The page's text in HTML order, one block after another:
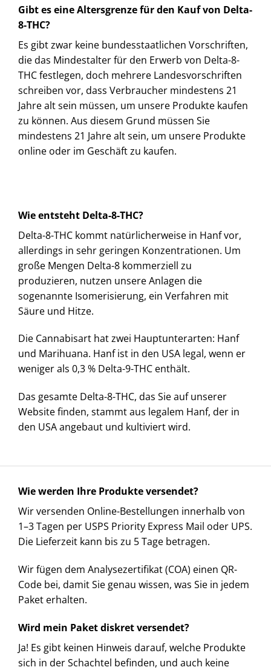
Gibt es eine Altersgrenze für den Kauf von Delta-
8-THC?
Es gibt zwar keine bundesstaatlichen Vorschriften,
die das Mindestalter für den Erwerb von Delta-8-
THC festlegen, doch mehrere Landesvorschriften
schreiben vor, dass Verbraucher mindestens 21
Jahre alt sein müssen, um unsere Produkte kaufen
zu können. Aus diesem Grund müssen Sie
mindestens 21 Jahre alt sein, um unsere Produkte
online oder im Geschäft zu kaufen.
Wie entsteht Delta-8-THC?
Delta-8-THC kommt natürlicherweise in Hanf vor,
allerdings in sehr geringen Konzentrationen. Um
große Mengen Delta-8 kommerziell zu
produzieren, nutzen unsere Anlagen die
sogenannte Isomerisierung, ein Verfahren mit
Säure und Hitze.
Die Cannabisart hat zwei Hauptunterarten: Hanf
und Marihuana. Hanf ist in den USA legal, wenn er
weniger als 0,3 % Delta-9-THC enthält.
Das gesamte Delta-8-THC, das Sie auf unserer
Website finden, stammt aus legalem Hanf, der in
den USA angebaut und kultiviert wird.
Wie werden Ihre Produkte versendet?
Wir versenden Online-Bestellungen innerhalb von
1–3 Tagen per USPS Priority Express Mail oder UPS.
Die Lieferzeit kann bis zu 5 Tage betragen.
Wir fügen dem Analysezertifikat (COA) einen QR-
Code bei, damit Sie genau wissen, was Sie in jedem
Paket erhalten.
Wird mein Paket diskret versendet?
Ja! Es gibt keinen Hinweis darauf, welche Produkte
sich in der Schachtel befinden, und auch keine